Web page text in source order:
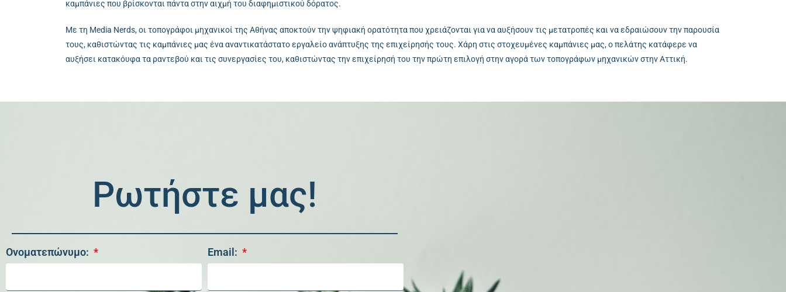
καμπάνιες που βρίσκονται πάντα στην αιχμή του διαφημιστικού δόρατος.
Με τη Media Nerds, οι τοπογράφοι μηχανικοί της Αθήνας αποκτούν την ψηφιακή ορατότητα που χρειάζονται για να αυξήσουν τις μετατροπές και να εδραιώσουν την παρουσία
τους, καθιστώντας τις καμπάνιες μας ένα αναντικατάστατο εργαλείο ανάπτυξης της επιχείρησής τους. Χάρη στις στοχευμένες καμπάνιες μας, ο πελάτης κατάφερε να
αυξήσει κατακόυφα τα ραντεβού και τις συνεργασίες του, καθιστώντας την επιχείρησή του την πρώτη επιλογή στην αγορά των τοπογράφων μηχανικών στην Αττική.
Ρωτήστε μας!
Ονοματεπώνυμο: Email: